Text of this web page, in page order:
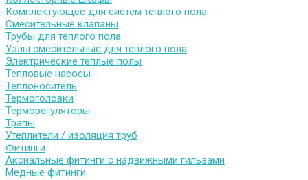
Комплектующее для систем теплого пола
Смесительные клапаны
Трубы для теплого пола
Узлы смесительные для теплого пола
Электрические теплые полы
Тепловые насосы
Теплоноситель
Термоголовки
Терморегуляторы
Трапы
Утеплители / изоляция труб
Фитинги
Аксиальные фитинги с надвижными гильзами
Медные фитинги